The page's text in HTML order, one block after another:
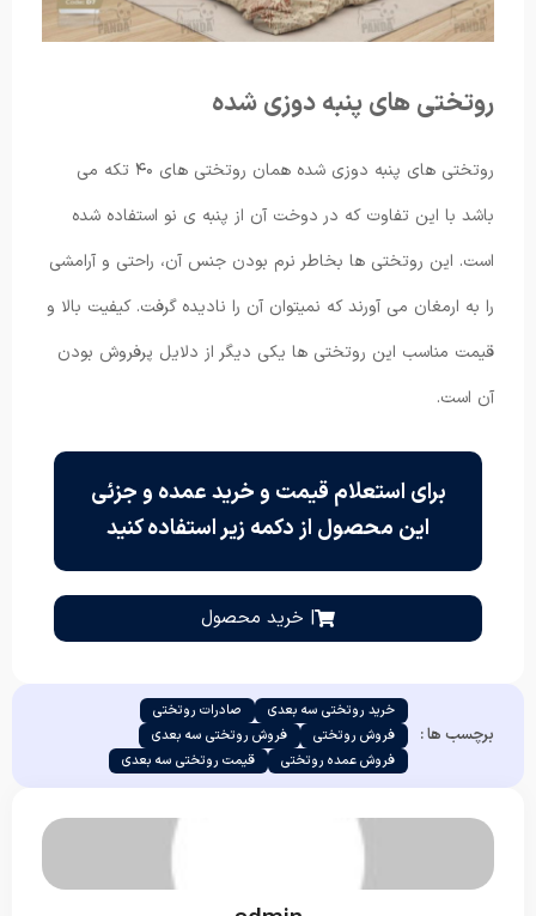
روتختی های پنبه دوزی شده
روتختی های پنبه دوزی شده همان روتختی های ۴۰ تکه می
باشد با این تفاوت که در دوخت آن از پنبه ی نو استفاده شده
است. این روتختی ها بخاطر نرم بودن جنس آن، راحتی و آرامشی
را به ارمغان می آورند که نمیتوان آن را نادیده گرفت. کیفیت بالا و
قیمت مناسب این روتختی ها یکی دیگر از دلایل پرفروش بودن
آن است.
برای استعلام قیمت و خرید عمده و جزئی
این محصول از دکمه زیر استفاده کنید
| خرید محصول
برچسب ها :
خرید روتختی سه بعدی
صادرات روتختی
فروش روتختی
فروش روتختی سه بعدی
فروش عمده روتختی
قیمت روتختی سه بعدی